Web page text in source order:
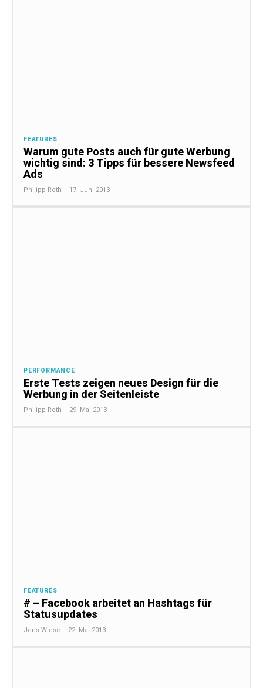
FEATURES
Warum gute Posts auch für gute Werbung
wichtig sind: 3 Tipps für bessere Newsfeed
Ads
Philipp Roth - 17. Juni 2013
PERFORMANCE
Erste Tests zeigen neues Design für die
Werbung in der Seitenleiste
Philipp Roth - 29. Mai 2013
FEATURES
# – Facebook arbeitet an Hashtags für
Statusupdates
Jens Wiese - 22. Mai 2013